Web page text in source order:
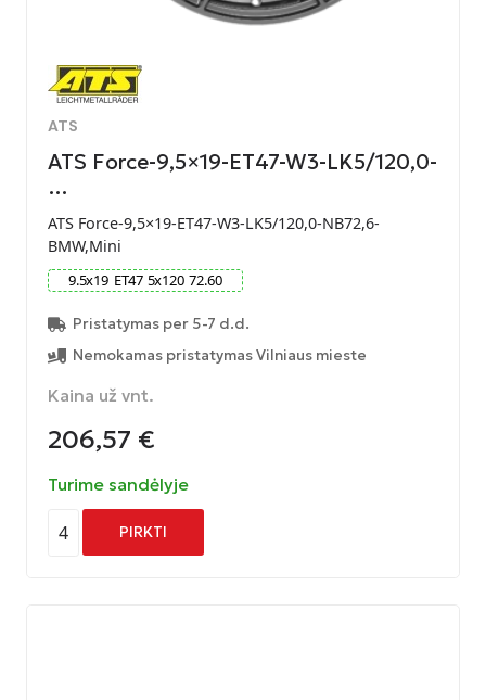
ATS
ATS Force-9,5×19-ET47-W3-LK5/120,0-
…
ATS Force-9,5×19-ET47-W3-LK5/120,0-NB72,6-
BMW,Mini
9.5x19 ET47 5x120 72.60
Pristatymas per 5-7 d.d.
Nemokamas pristatymas Vilniaus mieste
Kaina už vnt.
206,57 €
Turime sandėlyje
4 PIRKTI